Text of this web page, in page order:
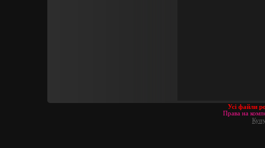
Усі файли
Права на